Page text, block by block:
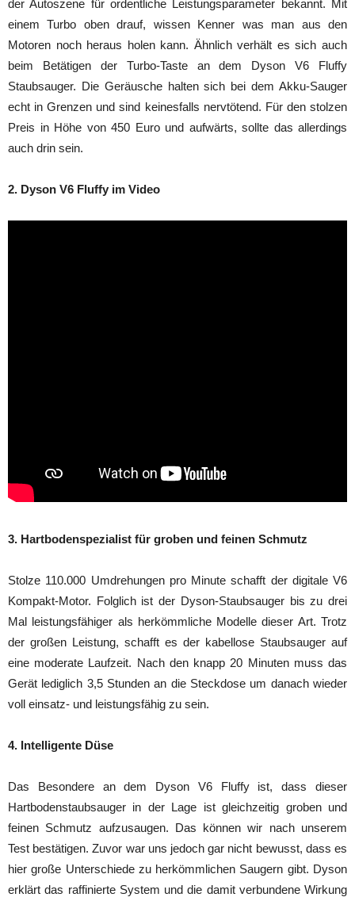
der Autoszene für ordentliche Leistungsparameter bekannt. Mit
einem Turbo oben drauf, wissen Kenner was man aus den
Motoren noch heraus holen kann. Ähnlich verhält es sich auch
beim Betätigen der Turbo-Taste an dem Dyson V6 Fluffy
Staubsauger. Die Geräusche halten sich bei dem Akku-Sauger
echt in Grenzen und sind keinesfalls nervtötend. Für den stolzen
Preis in Höhe von 450 Euro und aufwärts, sollte das allerdings
auch drin sein.
2. Dyson V6 Fluffy im Video
3. Hartbodenspezialist für groben und feinen Schmutz
Stolze 110.000 Umdrehungen pro Minute schafft der digitale V6
Kompakt-Motor. Folglich ist der Dyson-Staubsauger bis zu drei
Mal leistungsfähiger als herkömmliche Modelle dieser Art. Trotz
der großen Leistung, schafft es der kabellose Staubsauger auf
eine moderate Laufzeit. Nach den knapp 20 Minuten muss das
Gerät lediglich 3,5 Stunden an die Steckdose um danach wieder
voll einsatz- und leistungsfähig zu sein.
4. Intelligente Düse
Das Besondere an dem Dyson V6 Fluffy ist, dass dieser
Hartbodenstaubsauger in der Lage ist gleichzeitig groben und
feinen Schmutz aufzusaugen. Das können wir nach unserem
Test bestätigen. Zuvor war uns jedoch gar nicht bewusst, dass es
hier große Unterschiede zu herkömmlichen Saugern gibt. Dyson
erklärt das raffinierte System und die damit verbundene Wirkung